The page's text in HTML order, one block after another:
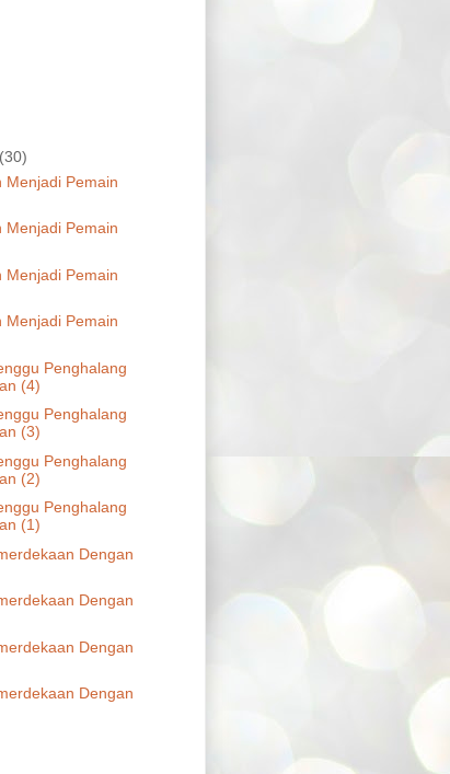
(30)
Menjadi Pemain
Menjadi Pemain
Menjadi Pemain
Menjadi Pemain
Penghalang
(4)
Penghalang
(3)
Penghalang
(2)
Penghalang
(1)
Dengan
Dengan
Dengan
Dengan